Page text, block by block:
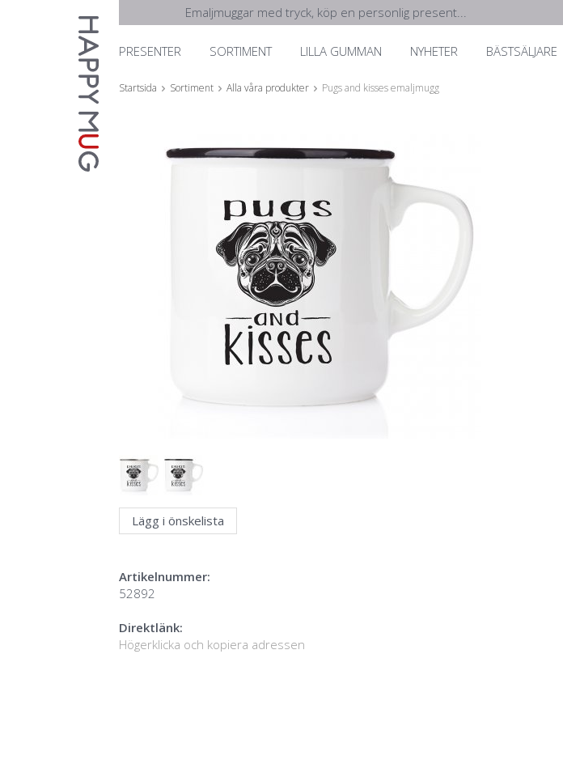
Emaljmuggar med tryck, köp en personlig present...
PRESENTER SORTIMENT LILLA GUMMAN NYHETER BÄSTSÄLJARE
Startsida Sortiment Alla våra produkter Pugs and kisses emaljmugg
Lägg i önskelista
Artikelnummer:
52892
Direktlänk:
Högerklicka och kopiera adressen